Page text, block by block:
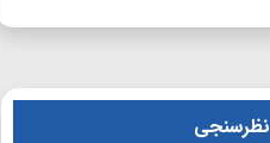
نظرسنجی